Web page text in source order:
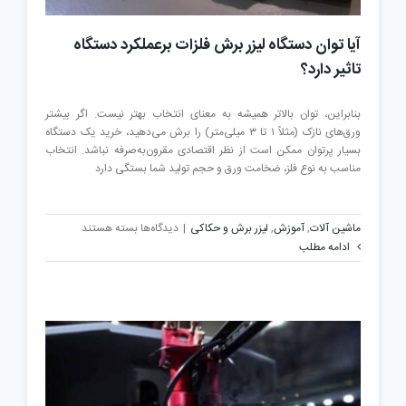
آیا توان دستگاه لیزر برش فلزات برعملکرد دستگاه
تاثیر دارد؟
بنابراین، توان بالاتر همیشه به معنای انتخاب بهتر نیست. اگر بیشتر
ورق‌های نازک (مثلاً ۱ تا ۳ میلی‌متر) را برش می‌دهید، خرید یک دستگاه
بسیار پرتوان ممکن است از نظر اقتصادی مقرون‌به‌صرفه نباشد. انتخاب
مناسب به نوع فلز، ضخامت ورق و حجم تولید شما بستگی دارد
ماشین آلات,آموزش, لیزر برش و حکاکی | دیدگاه‌ها برای
توان
برش
فلزات
دستگاه
تاثیر
بسته هستند
ادامه مطلب